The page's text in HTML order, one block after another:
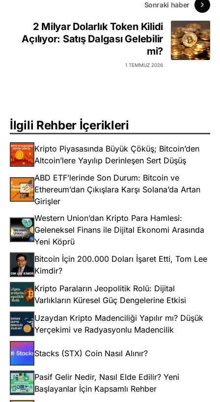
Sonraki haber
2 Milyar Dolarlık Token Kilidi
Açılıyor: Satış Dalgası Gelebilir
mi?
1 TEMMUZ 2026
İlgili Rehber İçerikleri
Kripto Piyasasında Büyük Çöküş; Bitcoin’den
Altcoin’lere Yayılıp Derinleşen Sert Düşüş
ABD ETF’lerinde Son Durum: Bitcoin ve
Ethereum’dan Çıkışlara Karşı Solana’da Artan
Girişler
Western Union’dan Kripto Para Hamlesi:
Geleneksel Finans ile Dijital Ekonomi Arasında
Yeni Köprü
Bitcoin İçin 200.000 Doları İşaret Etti, Tom Lee
Kimdir?
Kripto Paraların Jeopolitik Rolü: Dijital
Varlıkların Küresel Güç Dengelerine Etkisi
Uzaydan Kripto Madenciliği Yapılır mı? Düşük
Yerçekimi ve Radyasyonlu Madencilik
Stacks (STX) Coin Nasıl Alınır?
Pasif Gelir Nedir, Nasıl Elde Edilir? Yeni
Başlayanlar İçin Kapsamlı Rehber